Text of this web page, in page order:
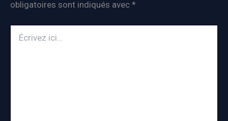
obligatoires sont indiqués avec *
ici…